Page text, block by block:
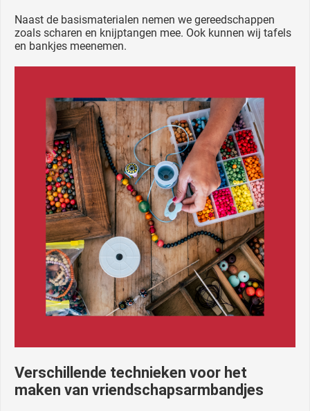
Naast de basismaterialen nemen we gereedschappen
zoals scharen en knijptangen mee. Ook kunnen wij tafels
en bankjes meenemen.
Verschillende technieken voor het
maken van vriendschapsarmbandjes